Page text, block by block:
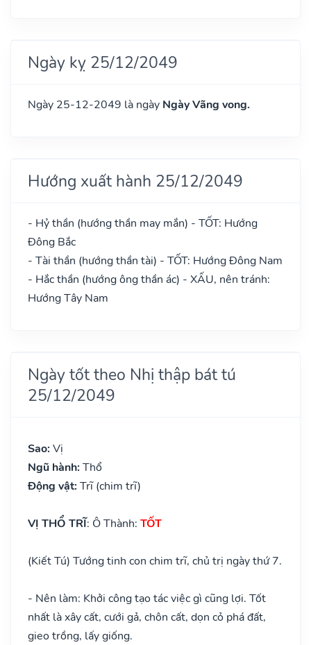
Ngày kỵ 25/12/2049
Ngày 25-12-2049 là ngày Ngày Vãng vong.
Hướng xuất hành 25/12/2049
- Hỷ thần (hướng thần may mắn) - TỐT: Hướng
Đông Bắc
- Tài thần (hướng thần tài) - TỐT: Hướng Đông Nam
- Hắc thần (hướng ông thần ác) - XẤU, nên tránh:
Hướng Tây Nam
Ngày tốt theo Nhị thập bát tú
25/12/2049
Sao: Vị
Ngũ hành: Thổ
Động vật: Trĩ (chim trĩ)
VỊ THỔ TRĨ: Ô Thành: TỐT
(Kiết Tú) Tướng tinh con chim trĩ, chủ trị ngày thứ 7.
- Nên làm: Khởi công tạo tác việc gì cũng lợi. Tốt
nhất là xây cất, cưới gả, chôn cất, dọn cỏ phá đất,
gieo trồng, lấy giống.